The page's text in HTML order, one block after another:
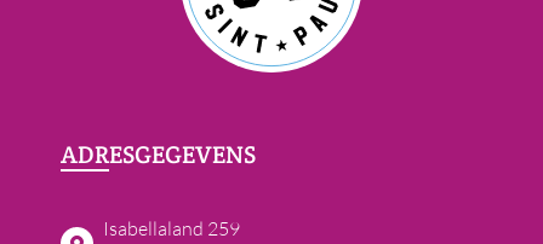
ADRESGEGEVENS
Isabellaland 259